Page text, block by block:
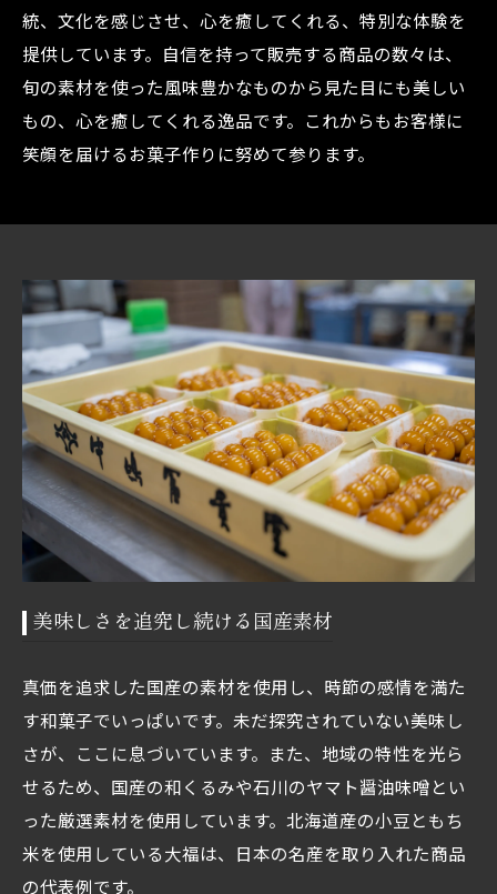
統、文化を感じさせ、心を癒してくれる、特別な体験を
提供しています。自信を持って販売する商品の数々は、
旬の素材を使った風味豊かなものから見た目にも美しい
もの、心を癒してくれる逸品です。これからもお客様に
笑顔を届けるお菓子作りに努めて参ります。
美味しさを追究し続ける国産素材
真価を追求した国産の素材を使用し、時節の感情を満た
す和菓子でいっぱいです。未だ探究されていない美味し
さが、ここに息づいています。また、地域の特性を光ら
せるため、国産の和くるみや石川のヤマト醤油味噌とい
った厳選素材を使用しています。北海道産の小豆ともち
米を使用している大福は、日本の名産を取り入れた商品
の代表例です。